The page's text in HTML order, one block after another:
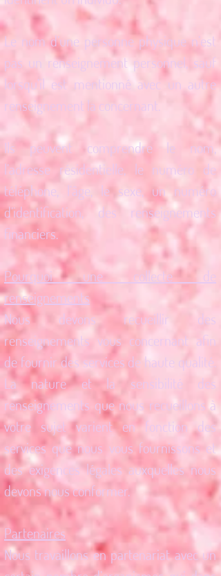
Le nom d’une personne physique n’est
pas un renseignement personnel, sauf
lorsqu’il est mentionné avec un autre
renseignement la concernant.
Ils peuvent comprendre le nom,
l’adresse résidentielle, le numéro de
téléphone, l’âge, le sexe, un numéro
d’identification, des renseignements
financiers.
Pourquoi une collecte de
renseignements
Nous devons recueillir des
renseignements vous concernant afin
de fournir des services de haute qualité.
La nature et la sensibilité des
renseignements que nous recueillons à
votre sujet varient en fonction des
services que nous vous fournissons et
des exigences légales auxquelles nous
devons nous conformer.
Partenaires
Nous travaillons en partenariat avec un